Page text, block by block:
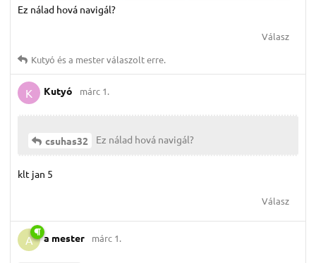
Ez nálad hová navigál?
Válasz
Kutyó ésa mesterválaszolt erre.
K Kutyó márc 1.
csuhas32 Ez nálad hová navigál?
klt jan 5
Válasz
A a mester márc 1.